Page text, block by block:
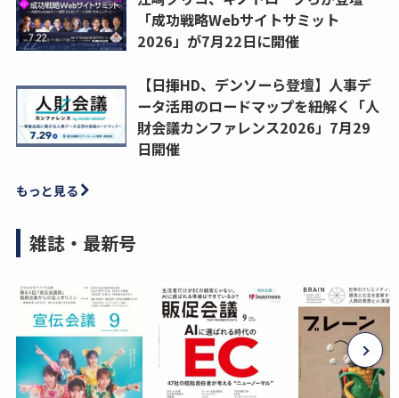
「成功戦略Webサイトサミット
2026」が7月22日に開催
【日揮HD、デンソーら登壇】人事デ
ータ活用のロードマップを紐解く「人
財会議カンファレンス2026」7月29
日開催
もっと見る
雑誌・最新号